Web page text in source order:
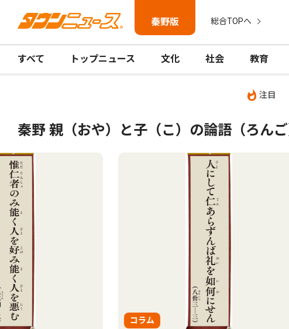
秦野版 総合TOPへ
すべて トップニュース 文化 社会 教育
注目
秦野 親（おや）と子（こ）の論語（ろん
コラム